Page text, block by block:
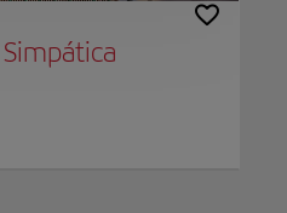
Simpática